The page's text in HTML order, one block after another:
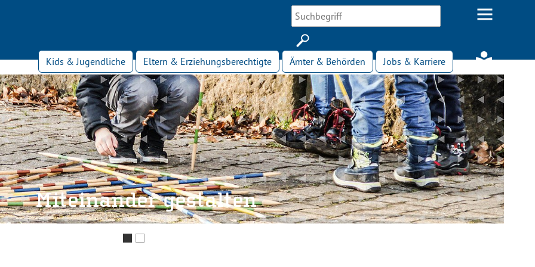
Kids & Jugendliche Eltern & Erziehungsberechtigte Ämter & Behörden Jobs & Karriere
Miteinander gestalten
Next